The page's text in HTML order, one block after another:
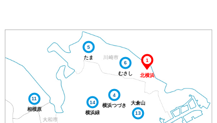
1
北横浜
4
横浜つづき
5
たま
6
むさし
11
相模原
13
大倉山
14
横浜緑